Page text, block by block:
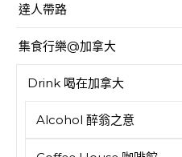
達人帶路
集食行樂@加拿大
Drink 喝在加拿大
Alcohol 醉翁之意